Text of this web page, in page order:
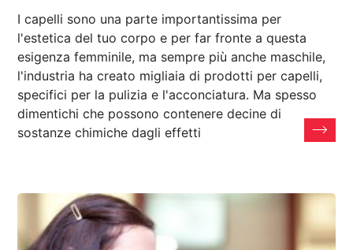
I capelli sono una parte importantissima per
l'estetica del tuo corpo e per far fronte a questa
esigenza femminile, ma sempre più anche maschile,
l'industria ha creato migliaia di prodotti per capelli,
specifici per la pulizia e l'acconciatura. Ma spesso
dimentichi che possono contenere decine di
sostanze chimiche dagli effetti